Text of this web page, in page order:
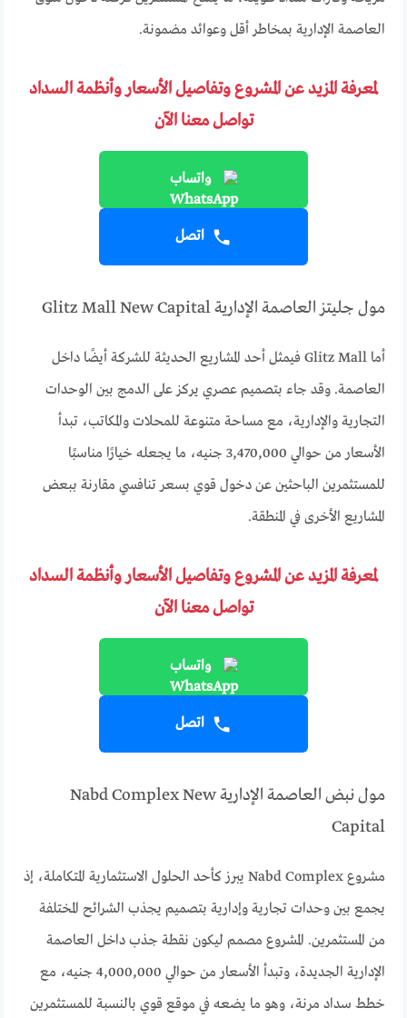
العاصمة الإدارية بمخاطر أقل وعوائد مضمونة.
لمعرفة المزيد عن المشروع وتفاصيل الأسعار وأنظمة السداد
تواصل معنا الآن
واتساب
اتصل
مول جليتز العاصمة الإدارية Glitz Mall New Capital
أما Glitz Mall فيمثل أحد المشاريع الحديثة للشركة أيضًا داخل
العاصمة. وقد جاء بتصميم عصري يركز على الدمج بين الوحدات
التجارية والإدارية، مع مساحة متنوعة للمحلات والمكاتب، تبدأ
الأسعار من حوالي 3,470,000 جنيه، ما يجعله خيارًا مناسبًا
للمستثمرين الباحثين عن دخول قوي بسعر تنافسي مقارنة ببعض
المشاريع الأخرى في المنطقة.
لمعرفة المزيد عن المشروع وتفاصيل الأسعار وأنظمة السداد
تواصل معنا الآن
واتساب
اتصل
مول نبض العاصمة الإدارية Nabd Complex New
Capital
مشروع Nabd Complex يبرز كأحد الحلول الاستثمارية المتكاملة، إذ
يجمع بين وحدات تجارية وإدارية بتصميم يجذب الشرائح المختلفة
من المستثمرين. المشروع مصمم ليكون نقطة جذب داخل العاصمة
الإدارية الجديدة، وتبدأ الأسعار من حوالي 4,000,000 جنيه، مع
خطط سداد مرنة، وهو ما يضعه في موقع قوي بالنسبة للمستثمرين